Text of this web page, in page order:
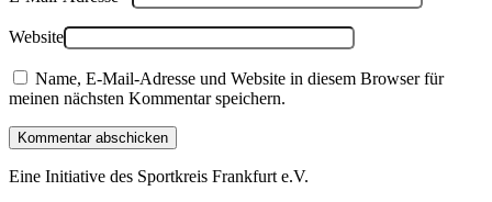
Website
Name, E-Mail-Adresse und Website in diesem Browser für
meinen nächsten Kommentar speichern.
Kommentar abschicken
Eine Initiative des Sportkreis Frankfurt e.V.